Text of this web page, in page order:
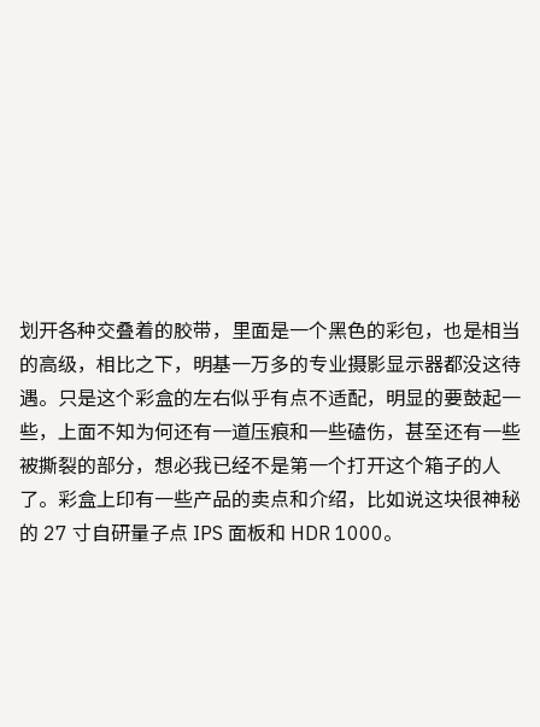
划开各种交叠着的胶带，里面是一个黑色的彩包，也是相当
的高级，相比之下，明基一万多的专业摄影显示器都没这待
遇。只是这个彩盒的左右似乎有点不适配，明显的要鼓起一
些，上面不知为何还有一道压痕和一些磕伤，甚至还有一些
被撕裂的部分，想必我已经不是第一个打开这个箱子的人
了。彩盒上印有一些产品的卖点和介绍，比如说这块很神秘
的 27 寸自研量子点 IPS 面板和 HDR 1000。